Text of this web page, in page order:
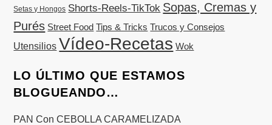
Setas y Hongos Shorts-Reels-TikTok Sopas, Cremas y
Purés Street Food Tips & Tricks Trucos y Consejos
Utensilios Vídeo-Recetas Wok
LO ÚLTIMO QUE ESTAMOS
BLOGUEANDO…
PAN Con CEBOLLA CARAMELIZADA